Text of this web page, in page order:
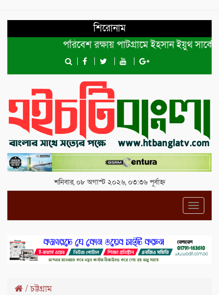
শিরোনাম
পরিবেশ রক্ষায় পাটগ্রামে ইহসান ইয়ুথ সার্কেলের
শনিবার, ০৮ অগাস্ট ২০২৬, ০৩:৩৬ পূর্বাহ্ন
/চট্টগ্রাম